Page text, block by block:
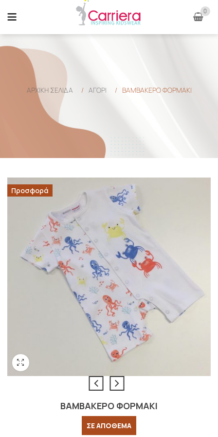
0
ΑΡΧΙΚΉ ΣΕΛΊΔΑ / ΑΓΟΡΙ / ΒΑΜΒΑΚΕΡΟ ΦΟΡΜΑΚΙ
Προσφορά
ΒΑΜΒΑΚΕΡΟ ΦΟΡΜΑΚΙ
ΣΕ ΑΠΟΘΕΜΑ